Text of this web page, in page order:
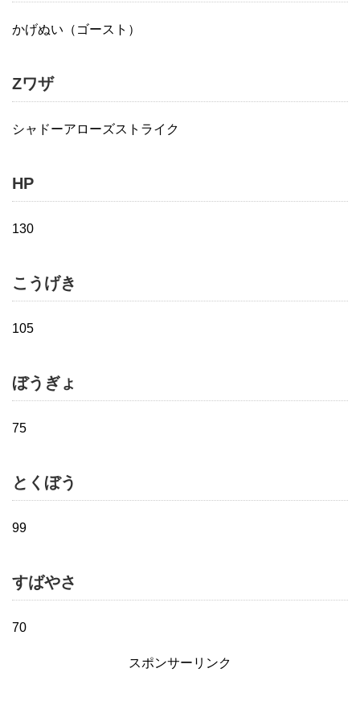
かげぬい（ゴースト）
Zワザ
シャドーアローズストライク
HP
130
こうげき
105
ぼうぎょ
75
とくぼう
99
すばやさ
70
スポンサーリンク